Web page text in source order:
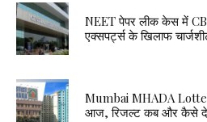
NEET पेपर लीक केस में
एक्सपर्ट्स के खिलाफ
Mumbai MHADA
आज, रिजल्ट कब और कैसे